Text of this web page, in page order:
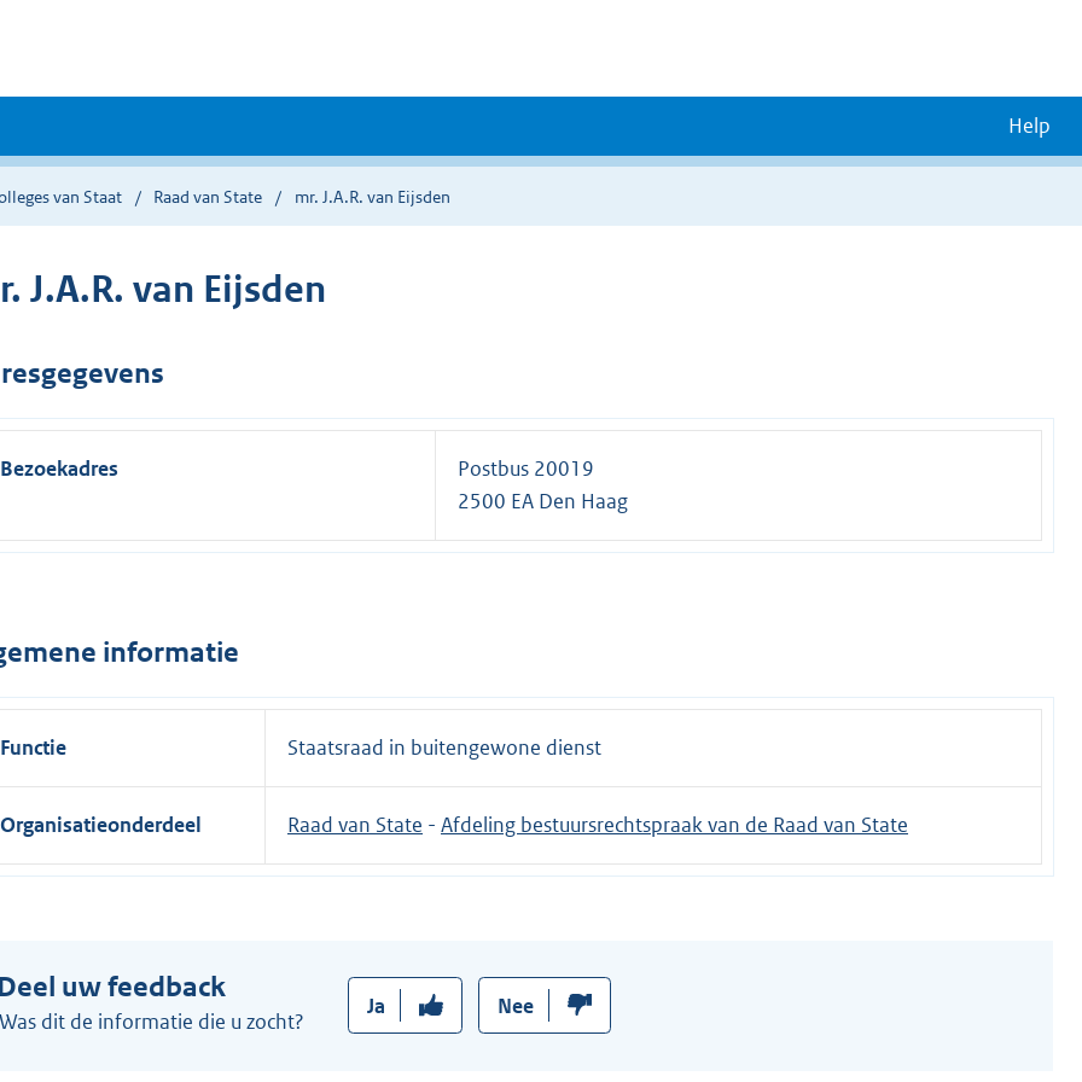
Help
van Staat Raad van State mr. J.A.R. van Eijsden
J.A.R. van Eijsden
Bezoekadres
Postbus 20019
2500 EA Den Haag
informatie
Functie Staatsraad in buitengewone dienst
Organisatieonderdeel Raad van State - Afdeling bestuursrechtspraak van de Raad van State
uw feedback
Was dit de informatie die u zocht?
Ja Nee